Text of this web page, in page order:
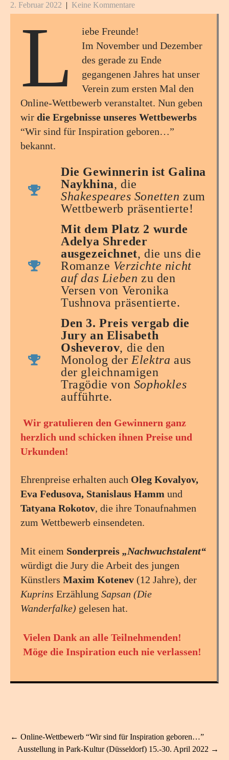
2. Februar 2022 | Keine Kommentare
L
iebe Freunde!
Im November und Dezember
des gerade zu Ende
gegangenen Jahres hat unser
Verein zum ersten Mal den
Online-Wettbewerb veranstaltet. Nun geben
wir die Ergebnisse unseres Wettbewerbs
“Wir sind für Inspiration geboren…”
bekannt.
Die Gewinnerin ist Galina
Naykhina, die
Shakespeares Sonetten zum
Wettbewerb präsentierte!
Mit dem Platz 2 wurde
Adelya Shreder
ausgezeichnet, die uns die
Romanze Verzichte nicht
auf das Lieben zu den
Versen von Veronika
Tushnova präsentierte.
Den 3. Preis vergab die
Jury an Elisabeth
Osheverov, die den
Monolog der Elektra aus
der gleichnamigen
Tragödie von Sophokles
aufführte.
Wir gratulieren den Gewinnern ganz
herzlich und schicken ihnen Preise und
Urkunden!
Ehrenpreise erhalten auch Oleg Kovalyov,
Eva Fedusova, Stanislaus Hamm und
Tatyana Rokotov, die ihre Tonaufnahmen
zum Wettbewerb einsendeten.
Mit einem Sonderpreis „Nachwuchstalent“
würdigt die Jury die Arbeit des jungen
Künstlers Maxim Kotenev (12 Jahre), der
Kuprins Erzählung Sapsan (Die
Wanderfalke) gelesen hat.
Vielen Dank an alle Teilnehmenden!
Möge die Inspiration euch nie verlassen!
Post
navigation
← Online-Wettbewerb “Wir sind für Inspiration geboren…”
Ausstellung in Park-Kultur (Düsseldorf) 15.-30. April 2022 →